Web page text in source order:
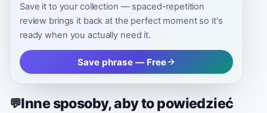
Save it to your collection — spaced-repetition
review brings it back at the perfect moment so it's
ready when you actually need it.
Save phrase — Free
💬Inne sposoby, aby to powiedzieć